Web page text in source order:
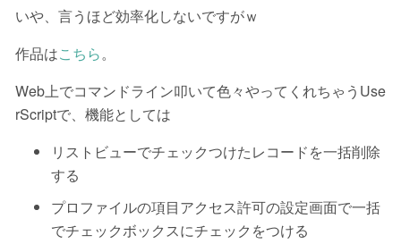
いや、言うほど効率化しないですがｗ
作品はこちら。
Web上でコマンドライン叩いて色々やってくれちゃうUse
rScriptで、機能としては
リストビューでチェックつけたレコードを一括削除
する
プロファイルの項目アクセス許可の設定画面で一括
でチェックボックスにチェックをつける